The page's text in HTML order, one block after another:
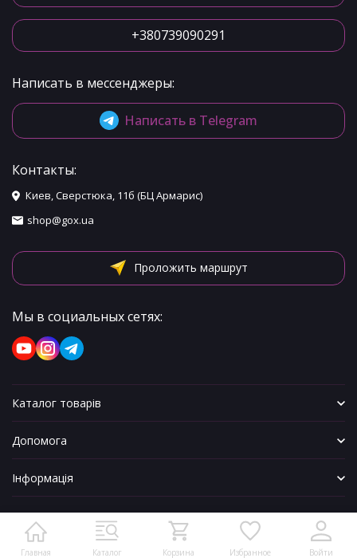
Главная Каталог Корзина Избранное Войти
+380739090291
Написать в мессенджеры:
Написать в Telegram
Контакты:
Киев, Сверстюка, 11б (БЦ Армарис)
shop@gox.ua
Проложить маршрут
Мы в социальных сетях:
Каталог товарів
Допомога
Інформація